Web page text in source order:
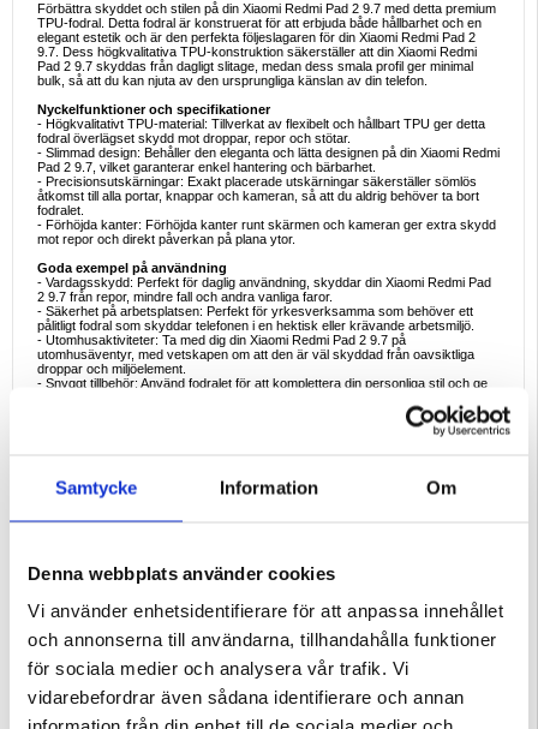
Samtycke Information Om
Denna webbplats använder cookies
Vi använder enhetsidentifierare för att anpassa innehållet
och annonserna till användarna, tillhandahålla funktioner
för sociala medier och analysera vår trafik. Vi
vidarebefordrar även sådana identifierare och annan
Förbättra skyddet och stilen på din Xiaomi Redmi Pad 2 9.7 med detta premium
TPU-fodral. Detta fodral är konstruerat för att erbjuda både hållbarhet och en
elegant estetik och är den perfekta följeslagaren för din Xiaomi Redmi Pad 2
9.7. Dess högkvalitativa TPU-konstruktion säkerställer att din Xiaomi Redmi
Pad 2 9.7 skyddas från dagligt slitage, medan dess smala profil ger minimal
bulk, så att du kan njuta av den ursprungliga känslan av din telefon.
Nyckelfunktioner och specifikationer
- Högkvalitativt TPU-material: Tillverkat av flexibelt och hållbart TPU ger detta
fodral överlägset skydd mot droppar, repor och stötar.
- Slimmad design: Behåller den eleganta och lätta designen på din Xiaomi Redmi
Pad 2 9.7, vilket garanterar enkel hantering och bärbarhet.
- Precisionsutskärningar: Exakt placerade utskärningar säkerställer sömlös
åtkomst till alla portar, knappar och kameran, så att du aldrig behöver ta bort
fodralet.
- Förhöjda kanter: Förhöjda kanter runt skärmen och kameran ger extra skydd
mot repor och direkt påverkan på plana ytor.
Goda exempel på användning
- Vardagsskydd: Perfekt för daglig användning, skyddar din Xiaomi Redmi Pad
2 9.7 från repor, mindre fall och andra vanliga faror.
- Säkerhet på arbetsplatsen: Perfekt för yrkesverksamma som behöver ett
pålitligt fodral som skyddar telefonen i en hektisk eller krävande arbetsmiljö.
- Utomhusaktiviteter: Ta med dig din Xiaomi Redmi Pad 2 9.7 på
utomhusäventyr, med vetskapen om att den är väl skyddad från oavsiktliga
droppar och miljöelement.
- Snyggt tillbehör: Använd fodralet för att komplettera din personliga stil och ge
- Resevänligt: Skydda din enhet när du reser och se till att den är säker från
utan att kompromissa med stilen. Detta fodral erbjuder den perfekta balansen
mellan hållbarhet och estetik, med en tunn design som inte tillför onödig bulk.
Intressanta fakta om TPU-telefonfodral
- Flexibelt men ändå tåligt: TPU (termoplastisk polyuretan) är känt för sin unika
kombination av flexibilitet och styrka, vilket gör det idealiskt för skyddande
- Återvinningsbart material: TPU är ett mer miljövänligt alternativ jämfört med
vissa andra plaster, eftersom det är återvinningsbart och har en lägre
miljöpåverkan under produktionen.
- Förbättrat grepp: Materialets inneboende textur ger ett bättre grepp, vilket
minskar risken för oavsiktliga droppar.
- Mångsidig användning: TPU används inte bara i mobilskal, utan även i andra